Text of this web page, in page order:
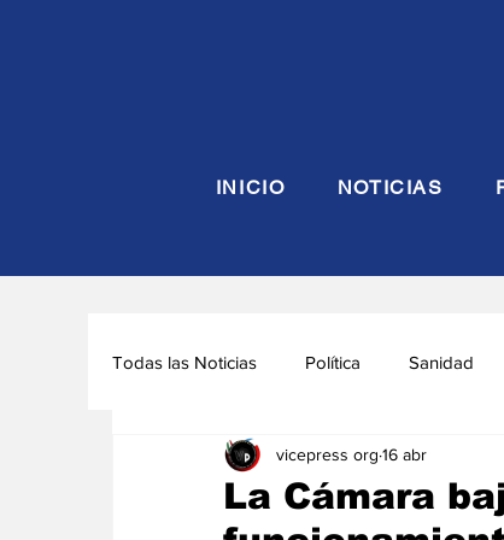
INICIO NOTICIAS
Todas las Noticias Política Sanidad
Seguridad y Defensa Turismo
La Cámara
vicepress org 16 abr